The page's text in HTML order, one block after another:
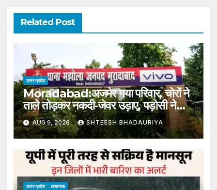
Related Post
उत्तर प्रदेश
Moradabad:अजमेर गया परिवार, चोरों ने
ताले तोड़कर नकदी-जेवर उड़ाए, पड़ोसी ने
वीडियो काॅल से दिखाया नजारा –
Moradabad: Family Away In
Ajmer; Thieves Broke Locks
And Made Off With Cash And
Jewelry
AUG 9, 2026 SHTEESH BHADAURIYA
उत्तर प्रदेश लखनऊ